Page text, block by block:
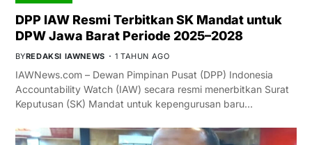
DPP IAW Resmi Terbitkan SK Mandat untuk
DPW Jawa Barat Periode 2025–2028
BYREDAKSI IAWNEWS 1 TAHUN AGO
IAWNews.com – Dewan Pimpinan Pusat (DPP) Indonesia
Accountability Watch (IAW) secara resmi menerbitkan Surat
Keputusan (SK) Mandat untuk kepengurusan baru…